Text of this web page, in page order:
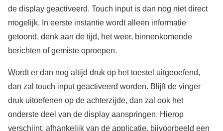
de display geactiveerd. Touch input is dan nog niet direct
mogelijk. In eerste instantie wordt alleen informatie
getoond, denk aan de tijd, het weer, binnenkomende
berichten of gemiste oproepen.
Wordt er dan nog altijd druk op het toestel uitgeoefend,
dan zal touch input geactiveerd worden. Blijft de vinger
druk uitoefenen op de achterzijde, dan zal ook het
onderste deel van de display aanspringen. Hierop
verschijnt, afhankelijk van de applicatie, bijvoorbeeld een